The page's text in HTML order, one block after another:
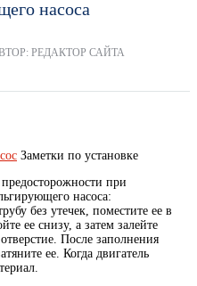
насоса
РЕДАКТОР САЙТА
Заметки по установке
при
насоса:
без утечек, поместите ее в
ее снизу, а затем залейте
После заполнения
ее. Когда двигатель